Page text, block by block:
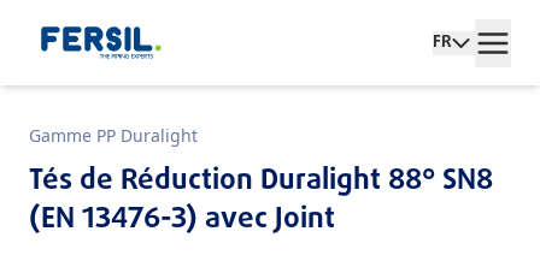
FR
Gamme PP Duralight
Tés de Réduction Duralight 88° SN8
(EN 13476-3) avec Joint